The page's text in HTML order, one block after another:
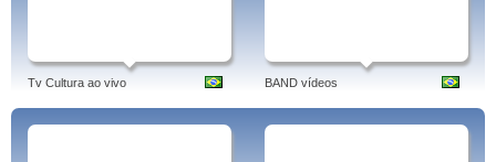
Tv Cultura ao vivo BAND vídeos